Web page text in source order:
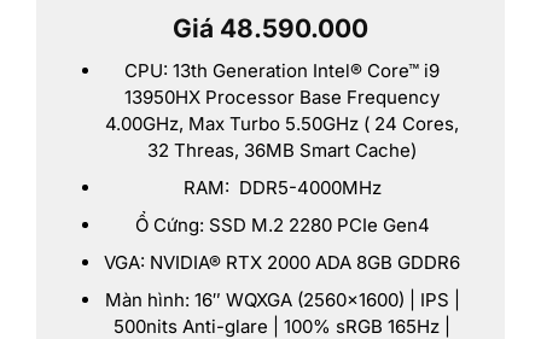
Giá 48.590.000
CPU: 13th Generation Intel® Core™ i9
13950HX Processor Base Frequency
4.00GHz, Max Turbo 5.50GHz ( 24 Cores,
32 Threas, 36MB Smart Cache)
RAM: DDR5-4000MHz
Ổ Cứng: SSD M.2 2280 PCIe Gen4
VGA: NVIDIA® RTX 2000 ADA 8GB GDDR6
Màn hình: 16″ WQXGA (2560×1600) | IPS |
500nits Anti-glare | 100% sRGB 165Hz |